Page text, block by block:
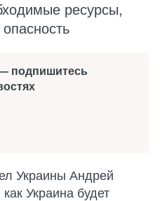
ресурсы,
подпишитесь
Украины Андрей
Украина будет